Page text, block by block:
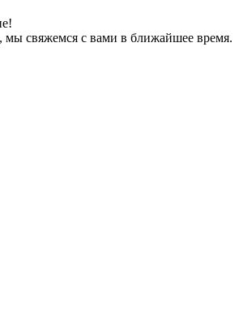
мы свяжемся с вами в ближайшее время.